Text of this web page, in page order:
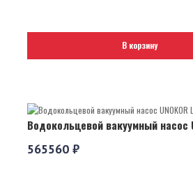
В корзину
Водокольцевой вакуумный насос
565560 ₽